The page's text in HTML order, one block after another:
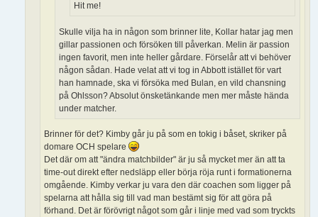
Hit me!
Skulle vilja ha in någon som brinner lite, Kollar hatar jag men
gillar passionen och försöken till påverkan. Melin är passion
ingen favorit, men inte heller gårdare. Förselår att vi behöver
någon sådan. Hade velat att vi tog in Abbott istället för vart
han hamnade, ska vi försöka med Bulan, en vild chansning
på Ohlsson? Absolut önsketänkande men mer måste hända
under matcher.
Brinner för det? Kimby går ju på som en tokig i båset, skriker på
domare OCH spelare
Det där om att "ändra matchbilder" är ju så mycket mer än att ta
time-out direkt efter nedsläpp eller börja röja runt i formationerna
omgående. Kimby verkar ju vara den där coachen som ligger på
spelarna att hålla sig till vad man bestämt sig för att göra på
förhand. Det är förövrigt något som går i linje med vad som tryckts